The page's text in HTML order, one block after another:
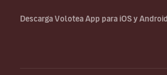
Descarga Volotea App para iOS y Android